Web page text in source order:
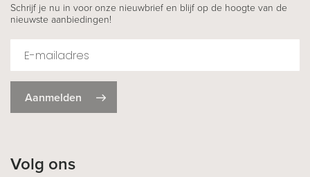
Schrijf je nu in voor onze nieuwbrief en blijf op de hoogte van de
nieuwste aanbiedingen!
Aanmelden
Volg ons